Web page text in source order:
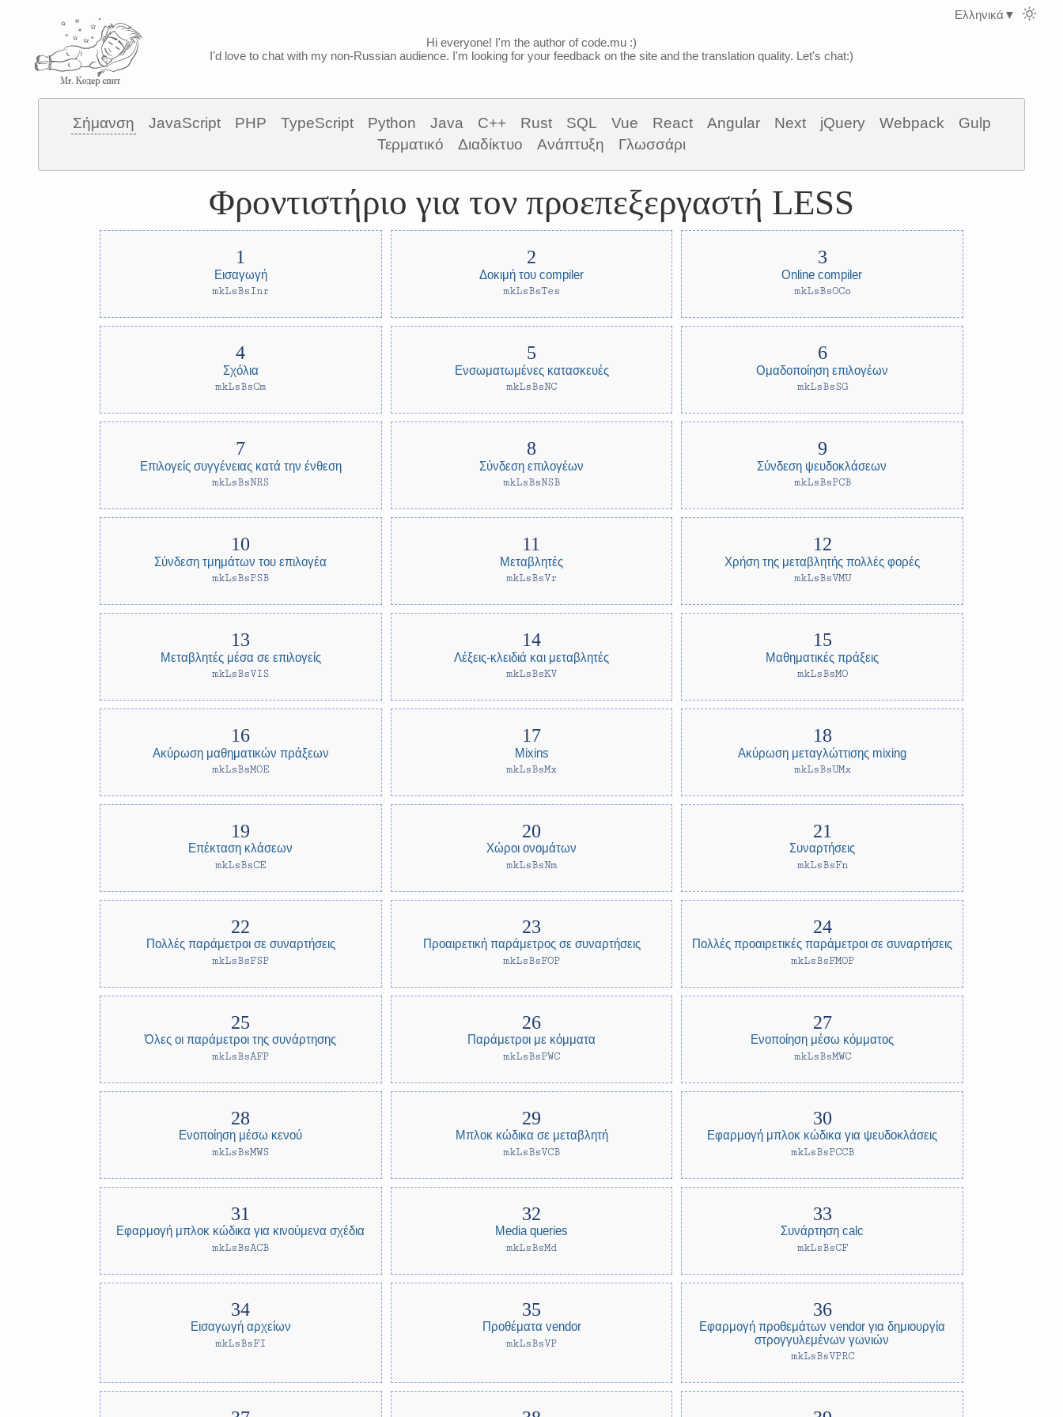
Hi everyone! I'm the author of code.mu :)
I'd love to chat with my non-Russian audience. I'm looking for your feedback on the site and the translation quality. Let's chat:)
Σήμανση JavaScript PHP TypeScript Python Java C++ Rust SQL Vue React Angular Next jQuery Webpack
Gulp
Τερματικό
Διαδίκτυο Ανάπτυξη Γλωσσάρι
Φροντιστήριο για τον προεπεξεργαστή LESS
Εισαγωγή
mkLsBsInr
Δοκιμή του compiler
mkLsBsTes
Online compiler
mkLsBsOCo
Σχόλια
mkLsBsCm
Ενσωματωμένες κατασκευές
mkLsBsNC
Ομαδοποίηση επιλογέων
mkLsBsSG
Επιλογείς συγγένειας κατά την ένθεση
mkLsBsNRS
Σύνδεση επιλογέων
mkLsBsNSB
Σύνδεση ψευδοκλάσεων
mkLsBsPCB
Σύνδεση τμημάτων του επιλογέα
mkLsBsPSB
Μεταβλητές
mkLsBsVr
Χρήση της μεταβλητής πολλές φορές
mkLsBsVMU
Μεταβλητές μέσα σε επιλογείς
mkLsBsVIS
Λέξεις-κλειδιά και μεταβλητές
mkLsBsKV
Μαθηματικές πράξεις
mkLsBsMO
Ακύρωση μαθηματικών πράξεων
mkLsBsMOE
Mixins
mkLsBsMx
Ακύρωση μεταγλώττισης mixing
mkLsBsUMx
Επέκταση κλάσεων
mkLsBsCE
Χώροι ονομάτων
mkLsBsNm
Συναρτήσεις
mkLsBsFn
Πολλές παράμετροι σε συναρτήσεις
mkLsBsFSP
Προαιρετική παράμετρος σε συναρτήσεις
mkLsBsFOP
Πολλές προαιρετικές παράμετροι σε συναρτήσεις
mkLsBsFMOP
Όλες οι παράμετροι της συνάρτησης
mkLsBsAFP
Παράμετροι με κόμματα
mkLsBsPWC
Ενοποίηση μέσω κόμματος
mkLsBsMWC
Ενοποίηση μέσω κενού
mkLsBsMWS
Μπλοκ κώδικα σε μεταβλητή
mkLsBsVCB
Εφαρμογή μπλοκ κώδικα για ψευδοκλάσεις
mkLsBsPCCB
Εφαρμογή μπλοκ κώδικα για κινούμενα σχέδια
mkLsBsACB
Media queries
mkLsBsMd
Συνάρτηση calc
mkLsBsCF
Εισαγωγή αρχείων
mkLsBsFI
Προθέματα vendor
mkLsBsVP
Εφαρμογή προθεμάτων vendor για δημιουργία
στρογγυλεμένων γωνιών
mkLsBsVPRC
Ελληνικά ▼